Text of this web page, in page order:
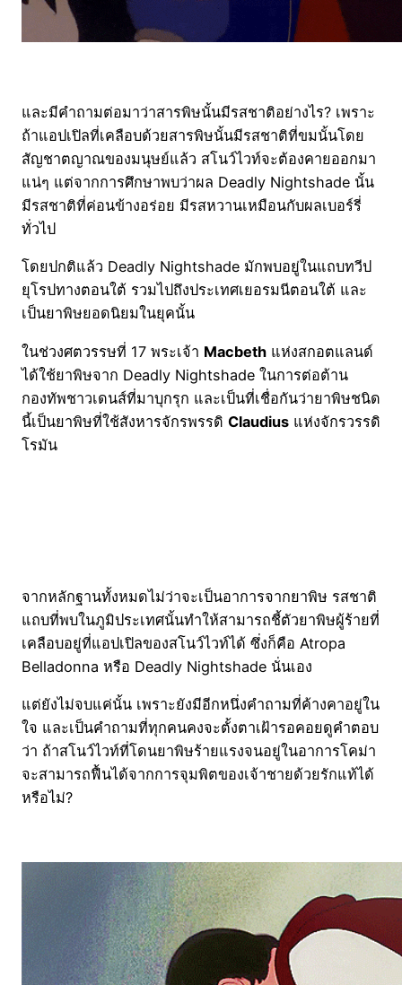
และมีคำถามต่อมาว่าสารพิษนั้นมีรสชาติอย่างไร? เพราะ
ถ้าแอปเปิลที่เคลือบด้วยสารพิษนั้นมีรสชาติที่ขมนั้นโดย
สัญชาตญาณของมนุษย์แล้ว สโนว์ไวท์จะต้องคายออกมา
แน่ๆ แต่จากการศึกษาพบว่าผล Deadly Nightshade นั้น
มีรสชาติที่ค่อนข้างอร่อย มีรสหวานเหมือนกับผลเบอร์รี่
ทั่วไป
โดยปกติแล้ว Deadly Nightshade มักพบอยู่ในแถบทวีป
ยุโรปทางตอนใต้ รวมไปถึงประเทศเยอรมนีตอนใต้ และ
เป็นยาพิษยอดนิยมในยุคนั้น
ในช่วงศตวรรษที่ 17 พระเจ้า Macbeth แห่งสกอตแลนด์
ได้ใช้ยาพิษจาก Deadly Nightshade ในการต่อต้าน
กองทัพชาวเดนส์ที่มาบุกรุก และเป็นที่เชื่อกันว่ายาพิษชนิด
นี้เป็นยาพิษที่ใช้สังหารจักรพรรดิ Claudius แห่งจักรวรรดิ
โรมัน
จากหลักฐานทั้งหมดไม่ว่าจะเป็นอาการจากยาพิษ รสชาติ
แถบที่พบในภูมิประเทศนั้นทำให้สามารถชี้ตัวยาพิษผู้ร้ายที่
เคลือบอยู่ที่แอปเปิลของสโนว์ไวท์ได้ ซึ่งก็คือ Atropa
Belladonna หรือ Deadly Nightshade นั่นเอง
แต่ยังไม่จบแค่นั้น เพราะยังมีอีกหนึ่งคำถามที่ค้างคาอยู่ใน
ใจ และเป็นคำถามที่ทุกคนคงจะตั้งตาเฝ้ารอคอยดูคำตอบ
ว่า ถ้าสโนว์ไวท์ที่โดนยาพิษร้ายแรงจนอยู่ในอาการโคม่า
จะสามารถฟื้นได้จากการจุมพิตของเจ้าชายด้วยรักแท้ได้
หรือไม่?